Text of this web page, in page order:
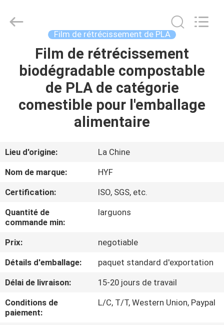
MAISON
PRODUITS
AU
SUJET
NOUS
D'USINE
CONTRÔLE
DE
QUALITÉ
Packaging
Film de rétrécissement de PLA
Film de rétrécissement
biodégradable compostable
de PLA de catégorie
comestible pour l'emballage
alimentaire
Lieu d'origine:
La Chine
Nom de marque:
HYF
Certification:
ISO, SGS, etc.
Quantité de
commande min:
larguons
Prix:
negotiable
Détails d'emballage:
paquet standard d'exportation
Délai de livraison:
15-20 jours de travail
Conditions de
paiement:
L/C, T/T, Western Union, Paypal